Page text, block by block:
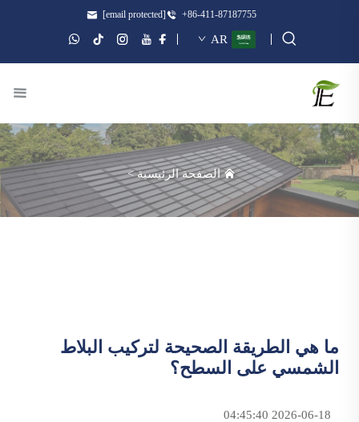
+86-411-87187755
[email protected]
AR
الصفحة الرئيسية>
ما هي الطريقة الصحيحة لتركيب البلاط
الشمسي على السطح؟
2026-06-18 04:45:40